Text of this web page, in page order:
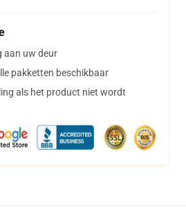
aan uw deur
pakketten beschikbaar
als het product niet wordt